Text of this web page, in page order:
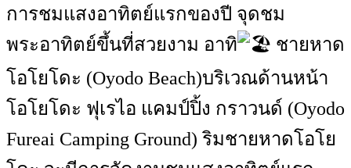
การชมแสงอาทิตย์แรกของปี จุดชม
พระอาทิตย์ขึ้นที่สวยงาม อาทิ
ชายหาด
โอโยโดะ (Oyodo Beach)บริเวณด้านหน้า
โอโยโดะ ฟุเรไอ แคมป์ปิ้ง กราวนด์ (Oyodo
Fureai Camping Ground) ริมชายหาดโอโย